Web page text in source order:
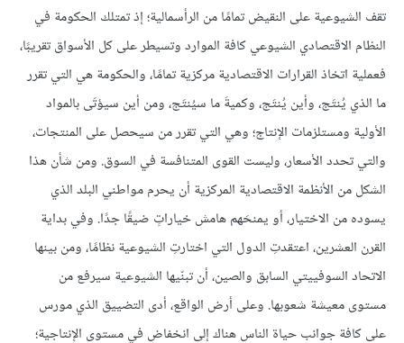
تقف الشيوعية على النقيض تمامًا من الرأسمالية؛ إذ تمتلك الحكومة في
النظام الاقتصادي الشيوعي كافة الموارد وتسيطر على كل الأسواق تقريبًا،
فعملية اتخاذ القرارات الاقتصادية مركزية تمامًا، والحكومة هي التي تقرر
ما الذي يُنتَج، وأين يُنتَج، وكميةَ ما سيُنتَج، ومن أين سيؤتَى بالمواد
الأولية ومستلزمات الإنتاج؛ وهي التي تقرر من سيحصل على المنتجات،
والتي تحدد الأسعار، وليست القوى المتنافسة في السوق. ومن شأن هذا
الشكل من الأنظمة الاقتصادية المركزية أن يحرم مواطني البلد الذي
يسوده من الاختيار، أو يمنحَهم هامش خياراتٍ ضيقًا جدًا. وفي بداية
القرن العشرين، اعتقدتِ الدول التي اختارتِ الشيوعية نظامًا، ومن بينها
الاتحاد السوفييتي السابق والصين، أن تبنّيها الشيوعية سيرفع من
مستوى معيشة شعوبها. وعلى أرض الواقع، أدى التضييق الذي مورس
على كافة جوانب حياة الناس هناك إلى انخفاض في مستوى الإنتاجية؛